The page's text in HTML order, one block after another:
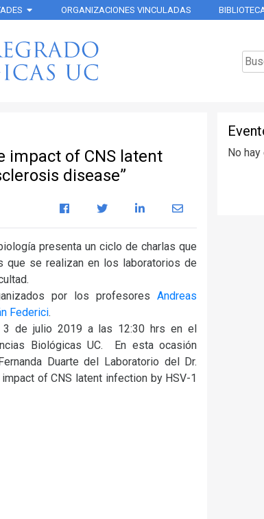
ORGANIZACIONES VINCULADAS
impact of CNS latent
disease”
presenta un ciclo de charlas que
que se realizan en los laboratorios de
por los profesoresAndreas
Federici.
3 de julio 2019 a las 12:30 hrs en el
Biológicas UC. En esta ocasión
Duarte del Laboratorio del Dr.
of CNS latent infection by HSV-1
No